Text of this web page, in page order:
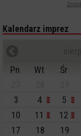
Kalendarz imprez
Pn
Wt Śr
3
4 5
10
11 12
17
18 19